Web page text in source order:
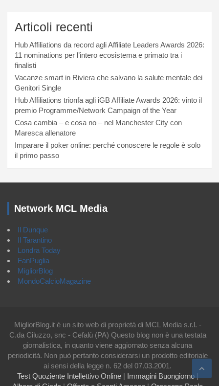
Articoli recenti
Hub Affiliations da record agli Affiliate Leaders Awards 2026:
11 nominations per l’intero ecosistema e primato tra i
finalisti
Vacanze smart in Riviera che salvano la salute mentale dei
Genitori Single
Hub Affiliations trionfa agli iGB Affiliate Awards 2026: vinto il
premio Programme/Network Campaign of the Year
Cosa cambia – e cosa no – nel Manchester City con
Maresca allenatore
Imparare il poker online: perché conoscere le regole è solo
il primo passo
Network MCL Media
Il Dunque
Il Tarantino
Londra Today
FanPuglia
MigliorBlog
MondoCalcioMagazine
MigliorBlog.it è un sito web di proprietà di MCL Media s.r.l. -
C.da Ciluzzo, snc - Cefalù (PA) Questo blog non è una testata
giornalistica, in quanto viene aggiornato senza alcuna
periodicità. Non può pertanto considerarsi un prodotto editoriale
ai sensi della legge n. 62 del 07.03.2001.
Test Quoziente Intellettivo Online| Immagini Buongiorno|